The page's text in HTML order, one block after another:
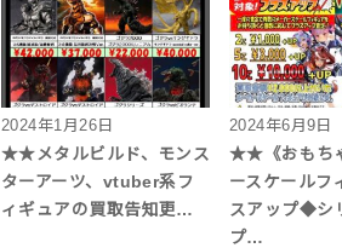
2024年1月26日
★★メタルビルド、モンス
ターアーツ、vtuber系フ
ィギュアの買取告知更…
2024年6月9日
★★《おもち
ースケールフ
スアップ◆シ
プ…